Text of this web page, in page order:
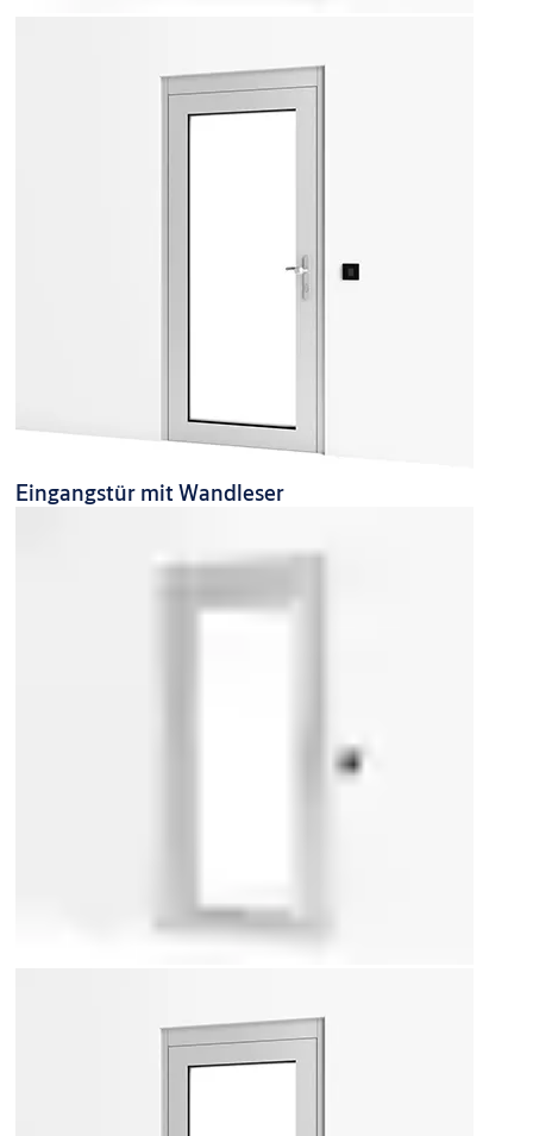
Eingangstür mit Wandleser